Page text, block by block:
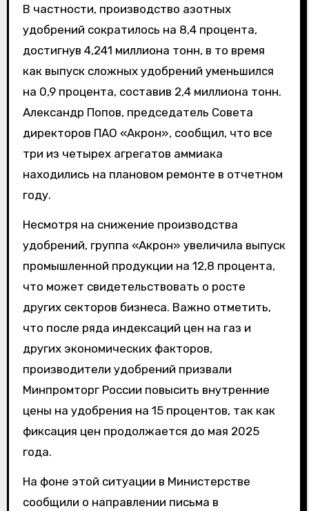
В частности, производство азотных
удобрений сократилось на 8,4 процента,
достигнув 4,241 миллиона тонн, в то время
как выпуск сложных удобрений уменьшился
на 0,9 процента, составив 2,4 миллиона тонн.
Александр Попов, председатель Совета
директоров ПАО «Акрон», сообщил, что все
три из четырех агрегатов аммиака
находились на плановом ремонте в отчетном
году.
Несмотря на снижение производства
удобрений, группа «Акрон» увеличила выпуск
промышленной продукции на 12,8 процента,
что может свидетельствовать о росте
других секторов бизнеса. Важно отметить,
что после ряда индексаций цен на газ и
других экономических факторов,
производители удобрений призвали
Минпромторг России повысить внутренние
цены на удобрения на 15 процентов, так как
фиксация цен продолжается до мая 2025
года.
На фоне этой ситуации в Министерстве
сообщили о направлении письма в